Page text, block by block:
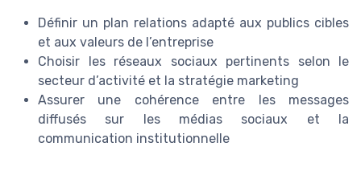
Définir un plan relations adapté aux publics cibles
et aux valeurs de l’entreprise
Choisir les réseaux sociaux pertinents selon le
secteur d’activité et la stratégie marketing
Assurer une cohérence entre les messages
diffusés sur les médias sociaux et la
communication institutionnelle